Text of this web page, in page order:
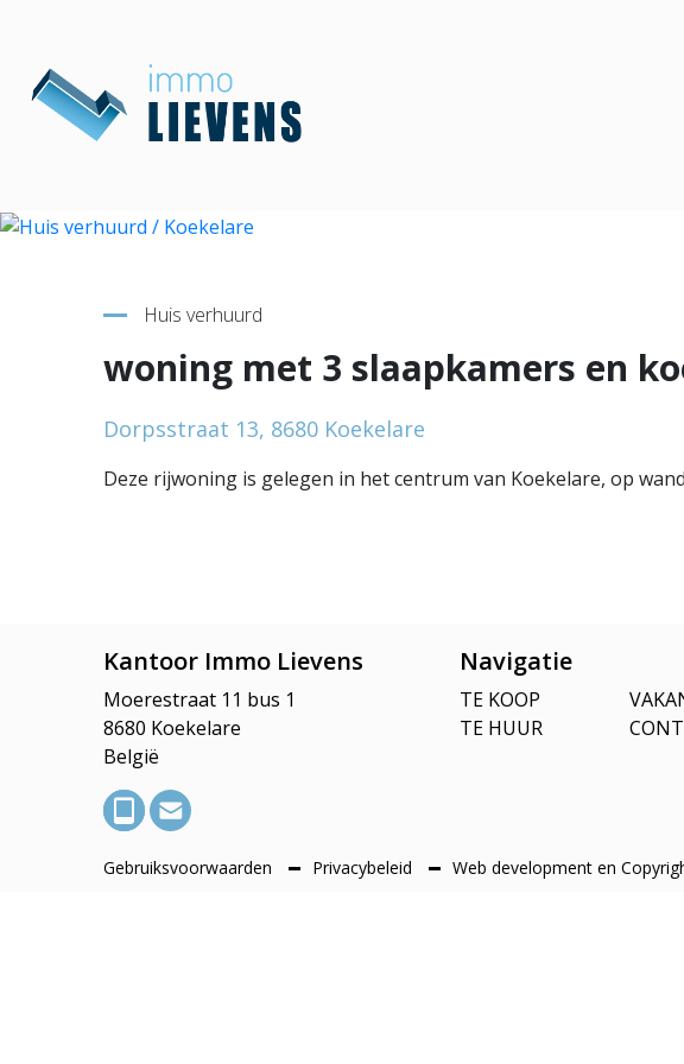
Huis verhuurd
woning met 3 slaapkamers en
Dorpsstraat 13, 8680 Koekelare
Deze rijwoning is gelegen in het centrum van Koekelare, op
Kantoor Immo Lievens
Moerestraat 11 bus 1
8680 Koekelare
België
Navigatie
TE KOOP
TE HUUR
Gebruiksvoorwaarden Privacybeleid Web development en